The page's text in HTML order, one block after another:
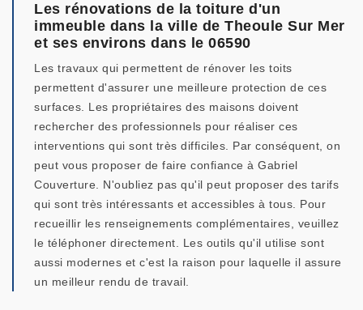
Les rénovations de la toiture d'un
immeuble dans la ville de Theoule Sur Mer
et ses environs dans le 06590
Les travaux qui permettent de rénover les toits
permettent d'assurer une meilleure protection de ces
surfaces. Les propriétaires des maisons doivent
rechercher des professionnels pour réaliser ces
interventions qui sont très difficiles. Par conséquent, on
peut vous proposer de faire confiance à Gabriel
Couverture. N'oubliez pas qu'il peut proposer des tarifs
qui sont très intéressants et accessibles à tous. Pour
recueillir les renseignements complémentaires, veuillez
le téléphoner directement. Les outils qu'il utilise sont
aussi modernes et c'est la raison pour laquelle il assure
un meilleur rendu de travail.